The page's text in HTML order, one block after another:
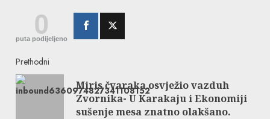
0
puta podijeljeno
Continue
Reading
Prethodni
Miris čvaraka osvježio vazduh
Zvornika- U Karakaju i Ekonomiji
sušenje mesa znatno olakšano.